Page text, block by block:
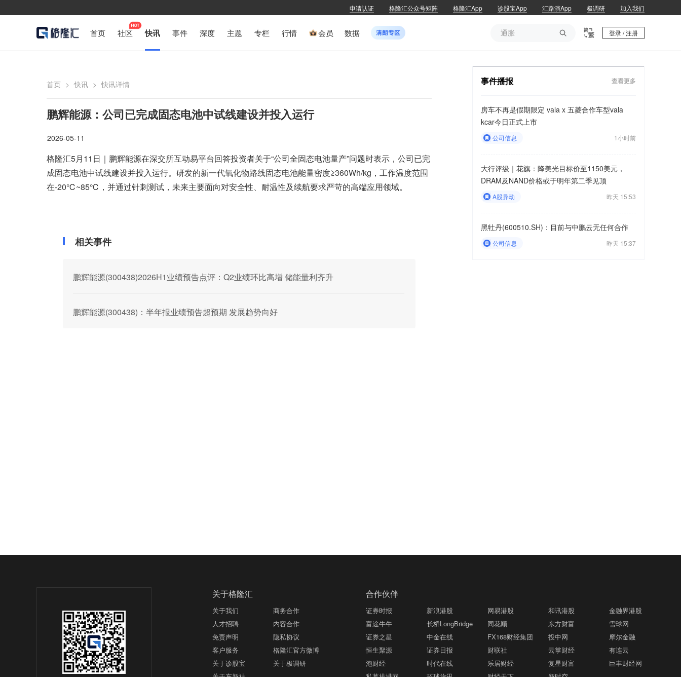
申请认证 格隆汇公众号矩阵 格隆汇App 诊股宝App 汇路演App 极调研 加入我们
首页 社区 快讯 事件 深度 主题 专栏 行情 会员 数据 
通胀
登录 / 注册
首页 > 快讯 > 快讯详情
鹏辉能源：公司已完成固态电池中试线建设并投入运行
2026-05-11
格隆汇5月11日｜鹏辉能源在深交所互动易平台回答投资者关于“公司全固态电池量产”问题时表示，公司已完
成固态电池中试线建设并投入运行。研发的新一代氧化物路线固态电池能量密度≥360Wh/kg，工作温度范围
在-20℃~85℃，并通过针刺测试，未来主要面向对安全性、耐温性及续航要求严苛的高端应用领域。
相关事件
鹏辉能源(300438)2026H1业绩预告点评：Q2业绩环比高增 储能量利齐升
鹏辉能源(300438)：半年报业绩预告超预期 发展趋势向好
事件播报 查看更多
房车不再是假期限定 vala x 五菱合作车型vala
kcar今日正式上市
公司信息 1小时前
大行评级｜花旗：降美光目标价至1150美元，
DRAM及NAND价格或于明年第二季见顶
A股异动 昨天 15:53
黑牡丹(600510.SH)：目前与中鹏云无任何合作
公司信息 昨天 15:37
关于格隆汇
关于我们
商务合作
人才招聘
内容合作
免责声明
隐私协议
客户服务
格隆汇官方微博
关于诊股宝
关于极调研
关于东新社
合作伙伴
证券时报 新浪港股 网易港股 和讯港股
金融界港股
富途牛牛
长桥LongBridge 同花顺 东方财富
雪球网
证券之星
中金在线 FX168财经集团 投中网
摩尔金融
恒生聚源
证券日报 财联社 云掌财经
有连云
泡财经
时代在线 乐居财经 复星财富
巨丰财经网
私募排排网
环球旅讯 财经天下 新时空